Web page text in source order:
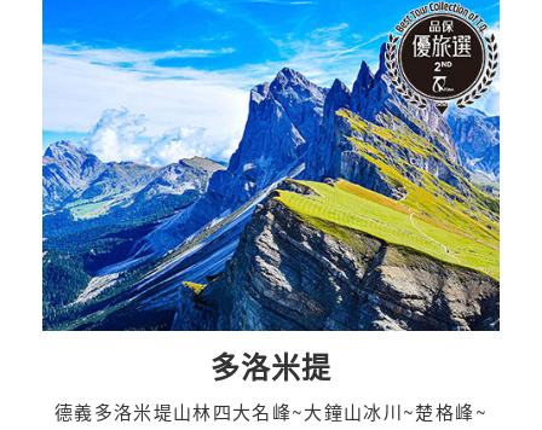
多洛米提
德義多洛米堤山林四大名峰~大鐘山冰川~楚格峰~